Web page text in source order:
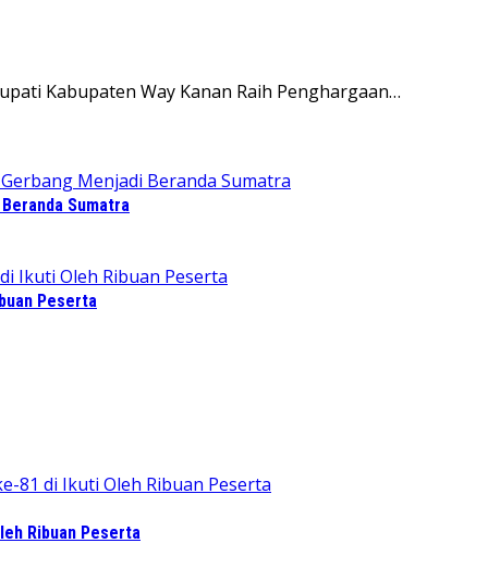
Kabupaten Way Kanan Raih Penghargaan…
Sumatra
Peserta
Ribuan Peserta